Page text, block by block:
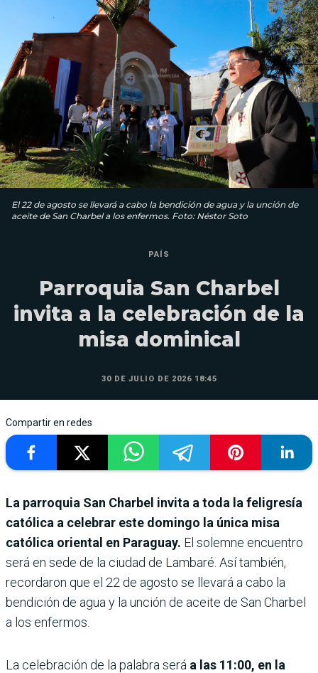
El 22 de agosto se llevará a cabo la bendición de agua y la unción de
aceite de San Charbel a los enfermos. Foto: Néstor Soto
PAÍS
Parroquia San Charbel
invita a la celebración de la
misa dominical
30 DE JULIO DE 2026 18:45
Compartir en redes
La parroquia San Charbel invita a toda la feligresía
católica a celebrar este domingo la única misa
católica oriental en Paraguay. El solemne encuentro
será en sede de la ciudad de Lambaré. Así también,
recordaron que el 22 de agosto se llevará a cabo la
bendición de agua y la unción de aceite de San Charbel
a los enfermos.
La celebración de la palabra será a las 11:00, en la